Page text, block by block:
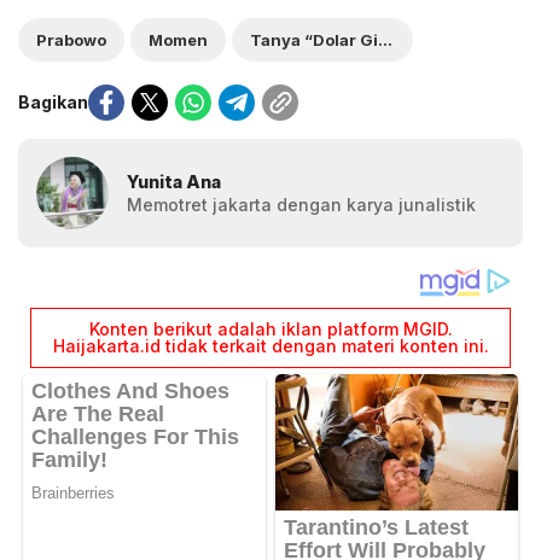
Prabowo Momen Tanya “Dolar Gimana?”
Bagikan
Yunita Ana
Memotret jakarta dengan karya junalistik